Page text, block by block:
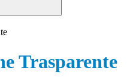
Trasparente